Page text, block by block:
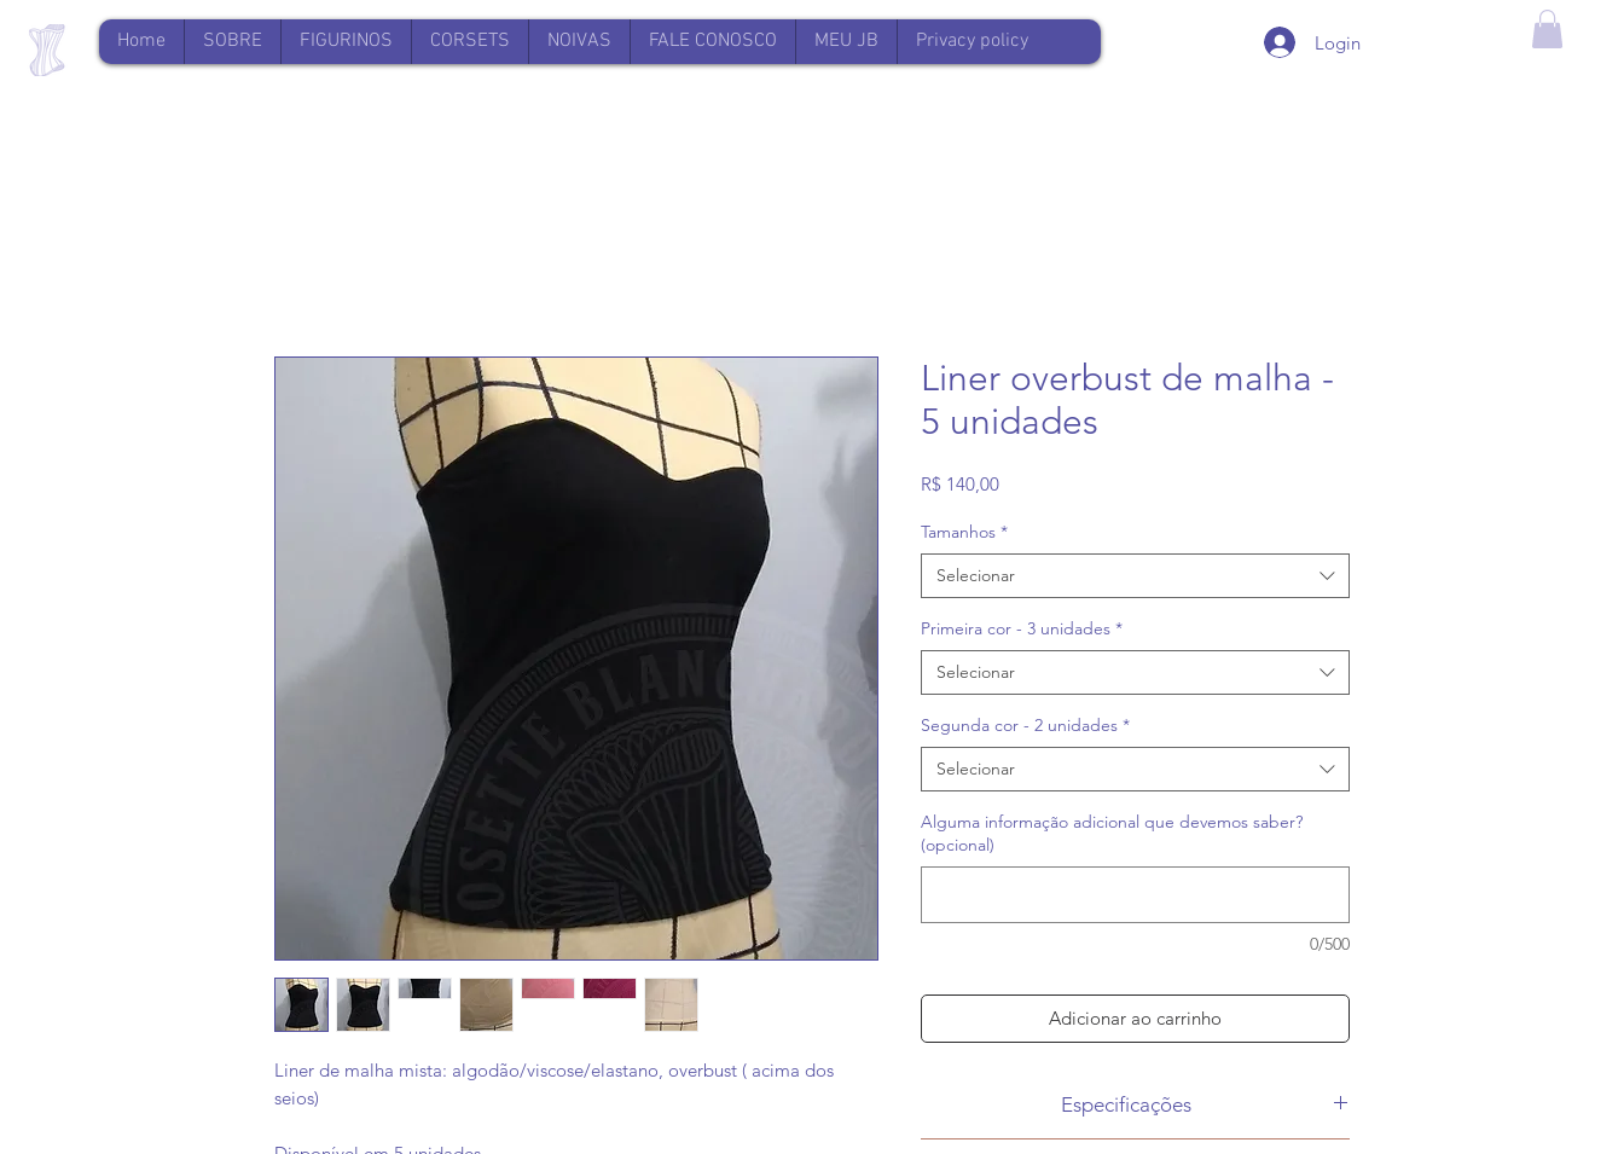
Home SOBRE FIGURINOS CORSETS NOIVAS FALE CONOSCO MEU JB Privacy policy Login
Liner de malha mista: algodão/viscose/elastano, overbust ( acima dos
seios)
Liner overbust de malha -
5 unidades
R$ 140,00Preço
Tamanhos *
Selecionar
Primeira cor - 3 unidades *
Selecionar
Segunda cor - 2 unidades *
Selecionar
Alguma informação adicional que devemos saber?
(opcional)
0/500
Adicionar ao carrinho
Especificações